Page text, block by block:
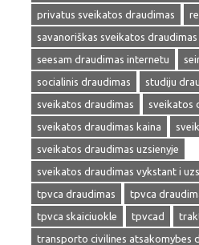
privatus sveikatos draudimas
savanoriškas sveikatos draudimas
seesam draudimas internetu
socialinis draudimas
studiju
sveikatos draudimas
sveikatos
sveikatos draudimas kaina
sveikatos draudimas uzsienyje
sveikatos draudimas vykstant i
tpvca draudimas
tpvca
tpvca skaiciuokle
tpvcad
transporto civilines atsakomybes